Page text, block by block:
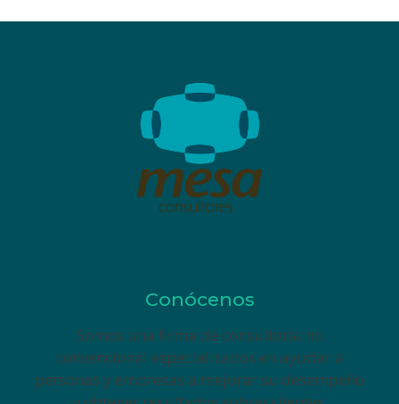
Conócenos
Somos una firma de consultoría no
convencional especializados en ayudar a
personas y empresas a mejorar su desempeño